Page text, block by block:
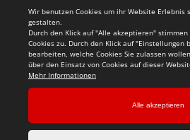
Teamsports 2
Dein Sportverein online